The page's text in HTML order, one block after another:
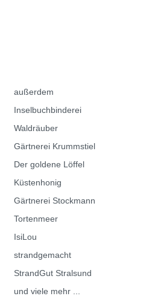
außerdem
Inselbuchbinderei
Waldräuber
Gärtnerei Krummstiel
Der goldene Löffel
Küstenhonig
Gärtnerei Stockmann
Tortenmeer
IsiLou
strandgemacht
StrandGut Stralsund
und viele mehr ...